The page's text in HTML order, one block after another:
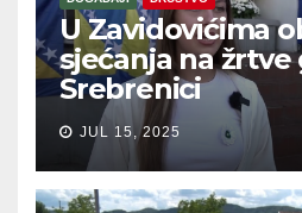
U Zavidovićima
sjećanja na
Srebrenici
JUL 15, 2025